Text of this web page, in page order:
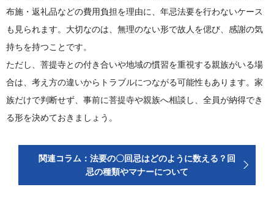
布施・返礼品などの費用負担を理由に、年忌法要を行わないケース
も見られます。大切なのは、無理のない形で故人を偲び、感謝の気
持ちを持つことです。
ただし、菩提寺との付き合いや地域の慣習を重視する親族がいる場
合は、考え方の違いからトラブルにつながる可能性もあります。家
族だけで判断せず、事前に菩提寺や親族へ相談し、全員が納得でき
る形を決めておきましょう。
関連コラム：法要の〇回忌はどのように数える？回
忌の種類やマナーについて